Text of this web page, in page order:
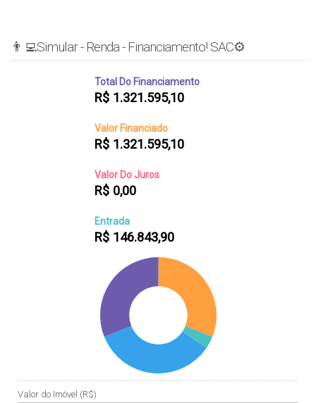
👨‍💻Simular - Renda - Financiamento! SAC⚙️
Total Do Financiamento
R$ 1.321.595,10
Valor Financiado
R$ 1.321.595,10
Valor Do Juros
R$ 0,00
Entrada
R$ 146.843,90
Valor do Imóvel (R$)